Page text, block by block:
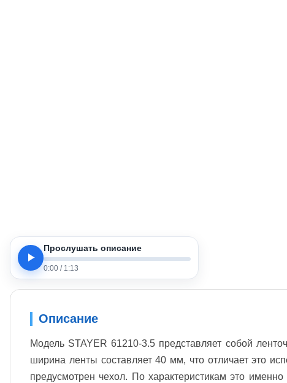
Прослушать описание
0:00 / 1:13
Описание
Модель STAYER 61210-3.5 представляет собой
ширина ленты составляет 40 мм, что отличает это
предусмотрен чехол. По характеристикам это